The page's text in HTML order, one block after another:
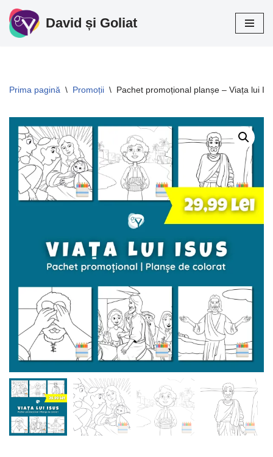
Sari
David și Goliat
Prima pagină \ Promoții \ Pachet promoțional planșe – Viața lui